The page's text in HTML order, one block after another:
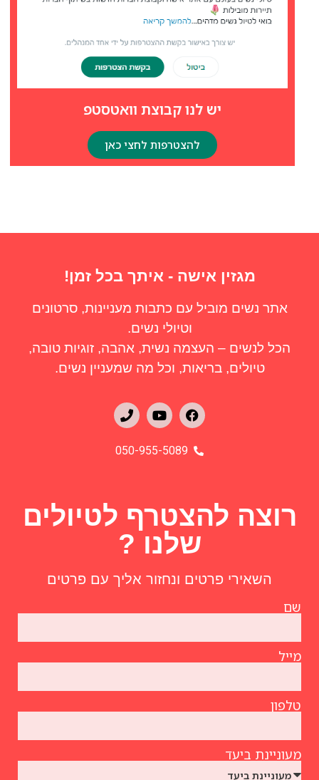
יש לנו קבוצת וואטסטפ
להצטרפות לחצי כאן
מגזין אישה - איתך בכל זמן!
אתר נשים מוביל עם כתבות מעניינות, סרטונים
וטיולי נשים.
הכל לנשים – העצמה נשית, אהבה, זוגיות טובה,
טיולים, בריאות, וכל מה שמעניין נשים.
050-955-5089
רוצה להצטרף לטיולים
שלנו ?
השאירי פרטים ונחזור אליך עם פרטים
שם
מייל
טלפון
מעוניינת ביעד